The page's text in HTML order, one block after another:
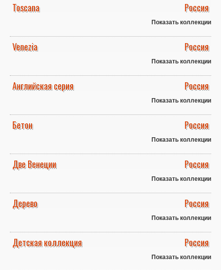
Toscana Россия
Показать коллекции
Venezia Россия
Показать коллекции
Английская серия Россия
Показать коллекции
Бетон Россия
Показать коллекции
Две Венеции Россия
Показать коллекции
Дерево Россия
Показать коллекции
Детская коллекция Россия
Показать коллекции